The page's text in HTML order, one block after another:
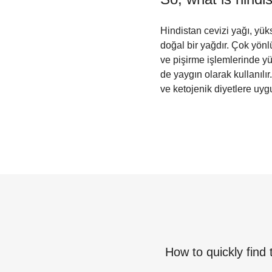
Hindistan cevizi yağı,
doğal bir yağdır. Çok
ve pişirme işlemlerinde
de yaygın olarak
ve ketojenik diyetlere
How to quickly